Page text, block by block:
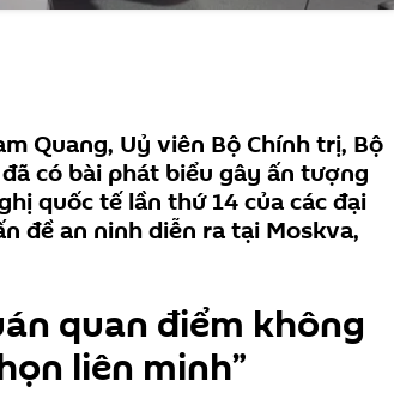
Quang, Uỷ viên Bộ Chính trị, Bộ
có bài phát biểu gây ấn tượng
quốc tế lần thứ 14 của các đại
đề an ninh diễn ra tại Moskva,
quan điểm không
liên minh”